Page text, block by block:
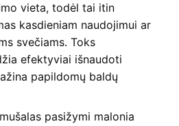
vieta, todėl tai itin
kasdieniam naudojimui ar
svečiams. Toks
efektyviai išnaudoti
papildomų baldų
pasižymi malonia